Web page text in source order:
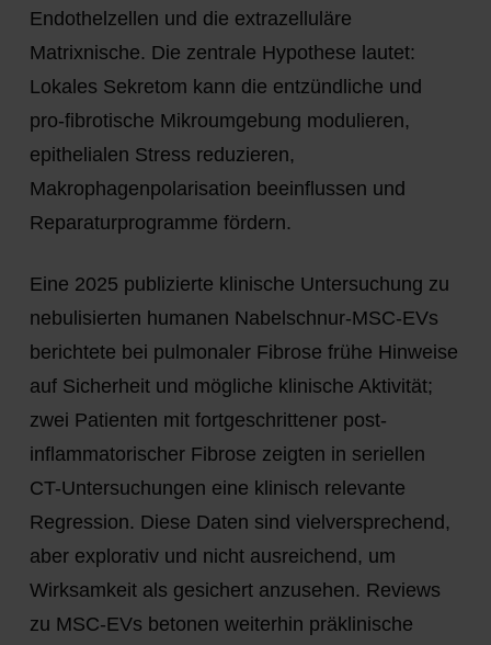
Endothelzellen und die extrazelluläre
Matrixnische. Die zentrale Hypothese lautet:
Lokales Sekretom kann die entzündliche und
pro-fibrotische Mikroumgebung modulieren,
epithelialen Stress reduzieren,
Makrophagenpolarisation beeinflussen und
Reparaturprogramme fördern.
Eine 2025 publizierte klinische Untersuchung zu
nebulisierten humanen Nabelschnur-MSC-EVs
berichtete bei pulmonaler Fibrose frühe Hinweise
auf Sicherheit und mögliche klinische Aktivität;
zwei Patienten mit fortgeschrittener post-
inflammatorischer Fibrose zeigten in seriellen
CT-Untersuchungen eine klinisch relevante
Regression. Diese Daten sind vielversprechend,
aber explorativ und nicht ausreichend, um
Wirksamkeit als gesichert anzusehen. Reviews
zu MSC-EVs betonen weiterhin präklinische